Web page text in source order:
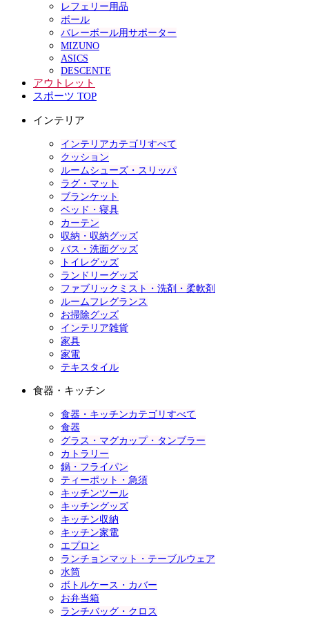
レフェリー用品
ボール
バレーボール用サポーター
MIZUNO
ASICS
DESCENTE
アウトレット
スポーツ TOP
インテリア
インテリアカテゴリすべて
クッション
ルームシューズ・スリッパ
ラグ・マット
ブランケット
ベッド・寝具
カーテン
収納・収納グッズ
バス・洗面グッズ
トイレグッズ
ランドリーグッズ
ファブリックミスト・洗剤・柔軟剤
ルームフレグランス
お掃除グッズ
インテリア雑貨
家具
家電
テキスタイル
食器・キッチン
食器・キッチンカテゴリすべて
食器
グラス・マグカップ・タンブラー
カトラリー
鍋・フライパン
ティーポット・急須
キッチンツール
キッチングッズ
キッチン収納
キッチン家電
エプロン
ランチョンマット・テーブルウェア
水筒
ボトルケース・カバー
お弁当箱
ランチバッグ・クロス